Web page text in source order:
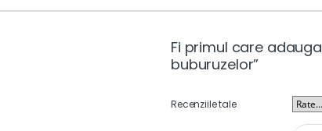
Fi primul care
buburuzelor”
Recenziile tale